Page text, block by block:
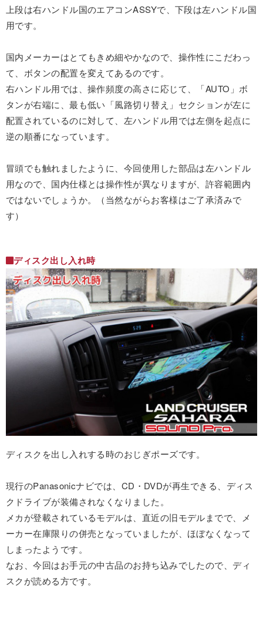
上段は右ハンドル国のエアコンASSYで、下段は左ハンドル国
用です。
国内メーカーはとてもきめ細やかなので、操作性にこだわっ
て、ボタンの配置を変えてあるのです。
右ハンドル用では、操作頻度の高さに応じて、「AUTO」ボ
タンが右端に、最も低い「風路切り替え」セクションが左に
配置されているのに対して、左ハンドル用では左側を起点に
逆の順番になっています。
冒頭でも触れましたように、今回使用した部品は左ハンドル
用なので、国内仕様とは操作性が異なりますが、許容範囲内
ではないでしょうか。（当然ながらお客様はご了承済みで
す）
ディスク出し入れ時
ディスクを出し入れする時のおじぎポーズです。
現行のPanasonicナビでは、CD・DVDが再生できる、ディス
クドライブが装備されなくなりました。
メカが登載されているモデルは、直近の旧モデルまでで、メ
ーカー在庫限りの併売となっていましたが、ほぼなくなって
しまったようです。
なお、今回はお手元の中古品のお持ち込みでしたので、ディ
スクが読める方です。